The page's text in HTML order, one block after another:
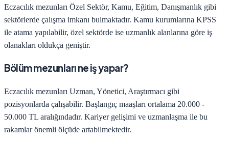
Eczacılık mezunları Özel Sektör, Kamu, Eğitim, Danışmanlık gibi
sektörlerde çalışma imkanı bulmaktadır. Kamu kurumlarına KPSS
ile atama yapılabilir, özel sektörde ise uzmanlık alanlarına göre iş
olanakları oldukça geniştir.
Bölüm mezunları ne iş yapar?
Eczacılık mezunları Uzman, Yönetici, Araştırmacı gibi
pozisyonlarda çalışabilir. Başlangıç maaşları ortalama 20.000 -
50.000 TL aralığındadır. Kariyer gelişimi ve uzmanlaşma ile bu
rakamlar önemli ölçüde artabilmektedir.